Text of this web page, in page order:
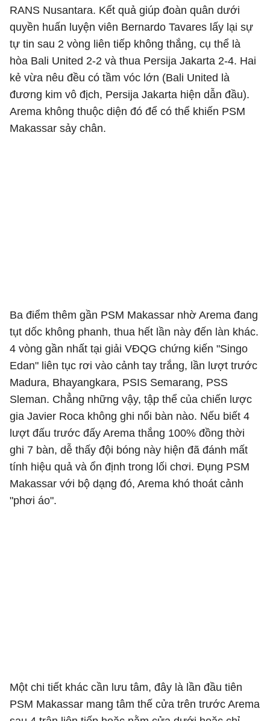
RANS Nusantara. Kết quả giúp đoàn quân dưới
quyền huấn luyện viên Bernardo Tavares lấy lại sự
tự tin sau 2 vòng liên tiếp không thắng, cụ thể là
hòa Bali United 2-2 và thua Persija Jakarta 2-4. Hai
kẻ vừa nêu đều có tầm vóc lớn (Bali United là
đương kim vô địch, Persija Jakarta hiện dẫn đầu).
Arema không thuộc diện đó để có thể khiến PSM
Makassar sảy chân.
Ba điểm thêm gần PSM Makassar nhờ Arema đang
tụt dốc không phanh, thua hết lần này đến làn khác.
4 vòng gần nhất tại giải VĐQG chứng kiến "Singo
Edan" liên tục rơi vào cảnh tay trắng, lần lượt trước
Madura, Bhayangkara, PSIS Semarang, PSS
Sleman. Chẳng những vậy, tập thể của chiến lược
gia Javier Roca không ghi nổi bàn nào. Nếu biết 4
lượt đấu trước đấy Arema thắng 100% đồng thời
ghi 7 bàn, dễ thấy đội bóng này hiện đã đánh mất
tính hiệu quả và ổn định trong lối chơi. Đụng PSM
Makassar với bộ dạng đó, Arema khó thoát cảnh
"phơi áo".
Một chi tiết khác cần lưu tâm, đây là lần đầu tiên
PSM Makassar mang tâm thế cửa trên trước Arema